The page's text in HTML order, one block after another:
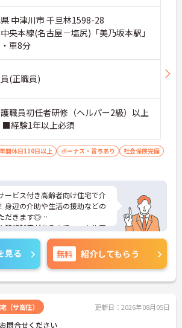
ム連携で着実に成長！＞
ひとりの習熟度に合わせた個別
し、ｅラーニングを用いた学習
す
が24時間常駐しており、急変時
療処置は看護師が担当するため
す
身体の負担を軽減！＞
フの比率が90パーセント以上と
更や無理な長時間勤務が発生し
沿って施設内でのケアを行う
時間は5時間から7時間程度とか
れます
原則としてお休みとなるシフト
しっかりと休息を取りながら
です
アアップ＞
者研修などの資格や実務経験、
と給与に反映されるためモチベ
ます
です
中津川市 千旦林1598-28
中央本線(名古屋－塩尻)「美乃坂本駅」
車8分
(正職員)
職員初任者研修（ヘルパー2級）以上
■経験1年以上必須
年間休日110日以上 ボーナス・賞与あり
社会保険完備
ービス付き高齢者向け住宅で介
身辺の介助や生活の援助などの
だきます◎
研修制度があるので、スキルア
環境が整っています♪
接ポイントをお伝えしますの
合わせください！
見る 無料 紹介してもらう
（サ高住） 更新日：2026年08月05日
問合せください